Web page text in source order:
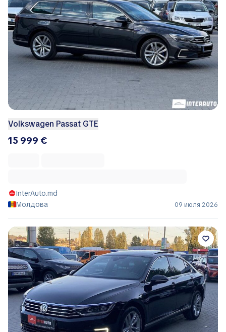
Volkswagen Passat GTE
15 999 €
InterAuto.md
Молдова
09 июля 2026